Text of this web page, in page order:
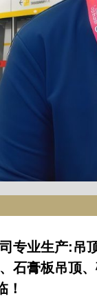
专业生产:吊
石膏板吊顶
！